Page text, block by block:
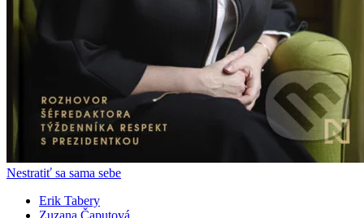
Nestratiť sa sama sebe
Erik Tabery